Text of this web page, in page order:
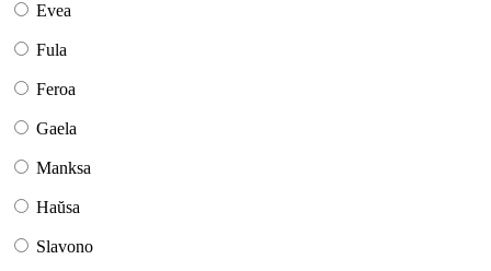
Evea
Fula
Feroa
Gaela
Manksa
Haŭsa
Slavono